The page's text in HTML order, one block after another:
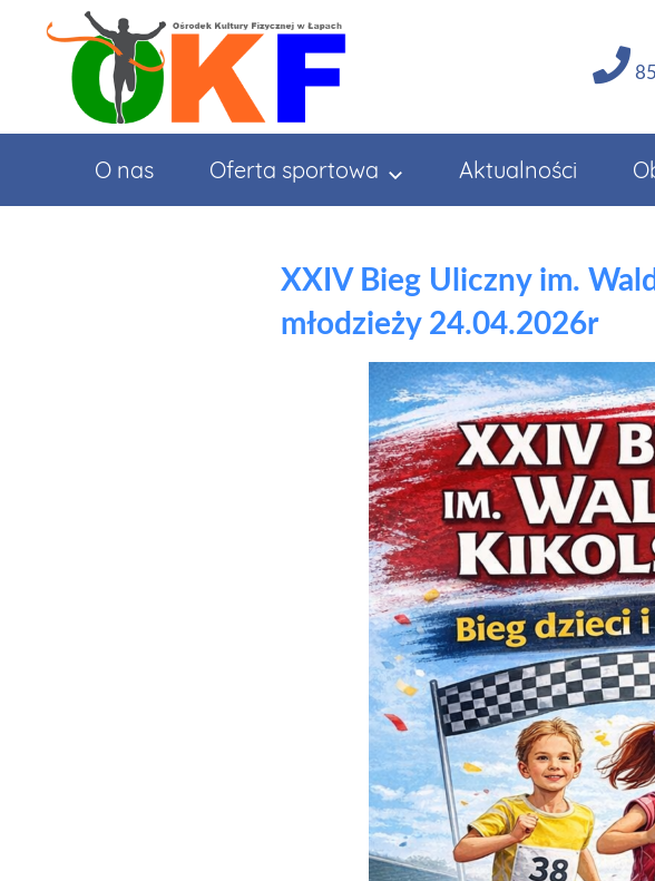
O nas Oferta sportowa Aktualności
XXIV Bieg Uliczny im.
młodzieży 24.04.2026r